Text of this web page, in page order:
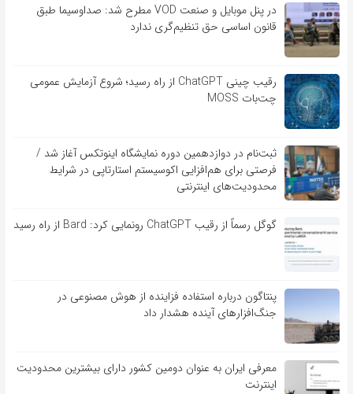
در پنل موبایل و صنعت VOD مطرح شد: صداوسیما طبق
قانون اساسی حق تنظیم‌گری ندارد
رقیب چینی ChatGPT از راه رسید؛ شروع آزمایش عمومی
چت‌بات MOSS
ثبت‌نام در دوازدهمین دوره نمایشگاه اینوتکس آغاز شد /
فرصتی برای هم‌افزایی اکوسیستم استارتاپی در شرایط
محدودیت‌های اینترنتی
گوگل رسماً از رقیب ChatGPT رونمایی کرد: Bard از راه رسید
پنتاگون درباره استفاده فزاینده از هوش مصنوعی در
جنگ‌افزارهای آینده هشدار داد
معرفی ایران به عنوان دومین کشور دارای بیشترین محدودیت
اینترنت